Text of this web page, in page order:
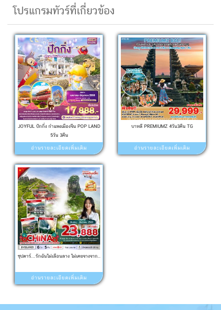
โปรแกรมทัวร์ที่เกี่ยวข้อง
JOYFUL ปักกิ่ง กำแพงเมืองจีน POP LAND
5วัน 3คืน
อ่านรายละเอียดเพิ่มเติม
บาหลี PREMIUMZ 4วัน3คืน TG
อ่านรายละเอียดเพิ่มเติม
ซุปตาร์...รักฉันไม่เลือนลาง ไม่เคยจางจาก..
อ่านรายละเอียดเพิ่มเติม